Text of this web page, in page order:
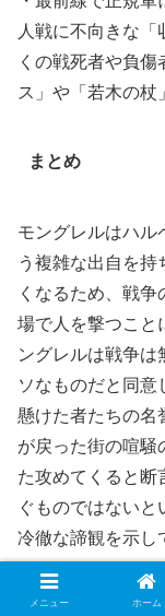
人戦に不向きな
くの戦死者や負傷
ス」や「若木の杖
まとめ
モングレルはハル
う複雑な出自を持
くなるため、戦
場で人を撃つこと
ングレルは戦争は
ソなものだと同意
懸けた者たちの名
が戻った街の喧騒
た攻めてくると断
ぐものではない
冷徹な諦観を示し
ギルドマンの
メニュー ホーム